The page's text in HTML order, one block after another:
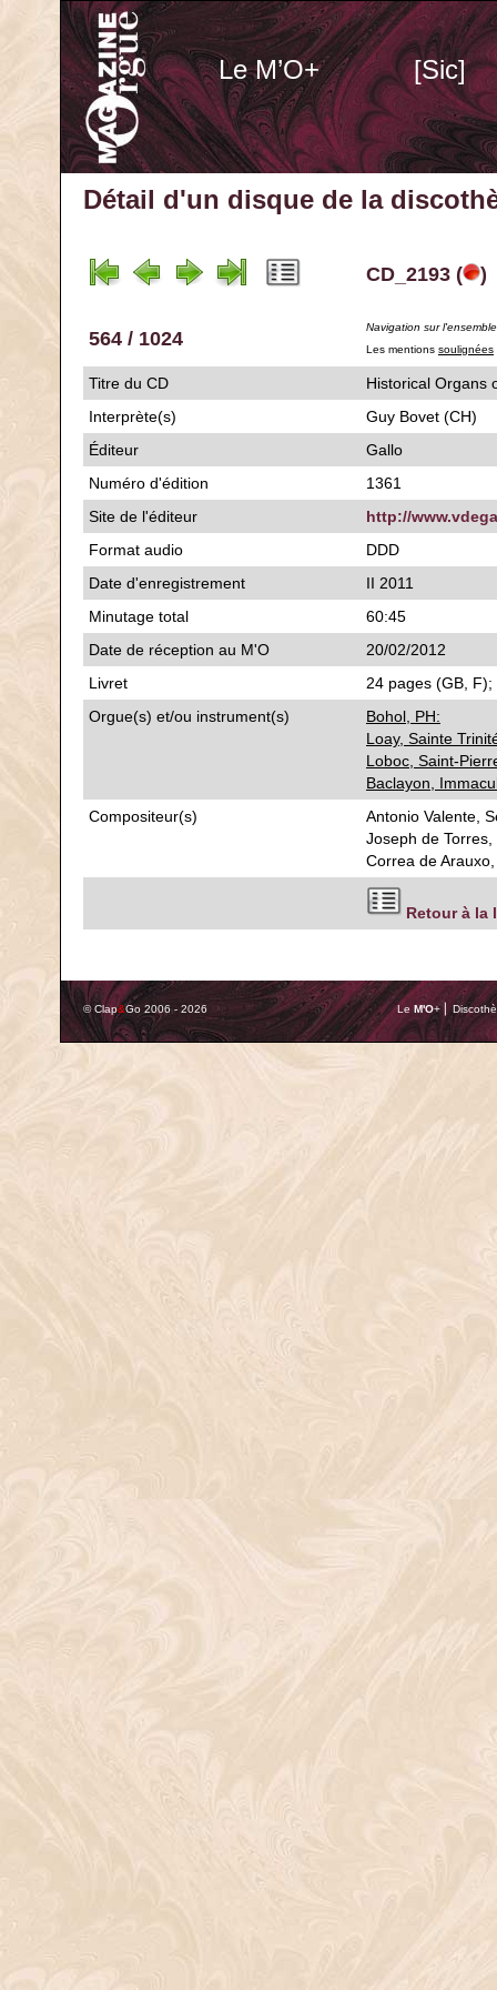
Le M’O+ [Sic]
Détail d'un disque de la
CD_2193 ( )
564 / 1024
Navigation sur
Les mentions soulignées
Titre du CD
Historical
Interprète(s)
Guy Bovet (CH)
Éditeur
Gallo
Numéro d'édition
1361
Site de l'éditeur
http://
Format audio
DDD
Date d'enregistrement
II 2011
Minutage total
60:45
Date de réception au M'O
20/02/2012
Livret
24 pages (GB,
Orgue(s) et/ou instrument(s)
Bohol, PH:
Loay, Sainte
Loboc, Saint-
Baclayon,
Compositeur(s)
Antonio Valente,
Joseph de
Correa de
Retour à la
© Clap&Go 2006 - 2026 Le M'O+ ⎢